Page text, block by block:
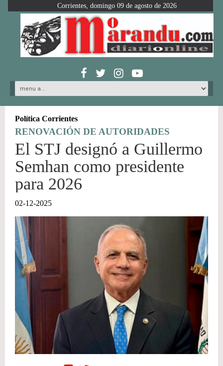
Corrientes, domingo 09 de agosto de 2026
Política Corrientes
RENOVACIÓN DE AUTORIDADES
El STJ designó a Guillermo
Semhan como presidente
para 2026
02-12-2025